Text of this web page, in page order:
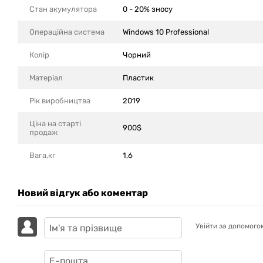
Стан акумулятора 0 - 20% зносу
Операційна система Windows 10 Professional
Колір Чорний
Матеріал Пластик
Рік виробництва 2019
Ціна на старті
продаж
900$
Вага,кг 1,6
Новий відгук або коментар
Увійти за